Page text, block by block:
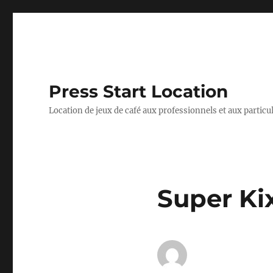
Press Start Location
Location de jeux de café aux professionnels et aux
Super